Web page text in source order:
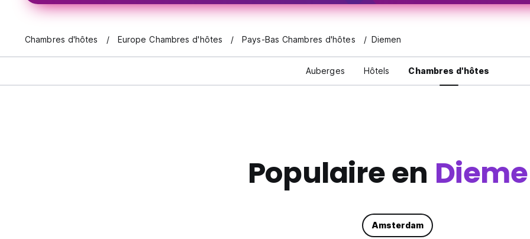
Chambres d'hôtes Europe Chambres d'hôtes Pays-Bas Chambres d'hôtes Diemen
Auberges Hôtels Chambres d'hôtes
Populaire en
Amsterdam